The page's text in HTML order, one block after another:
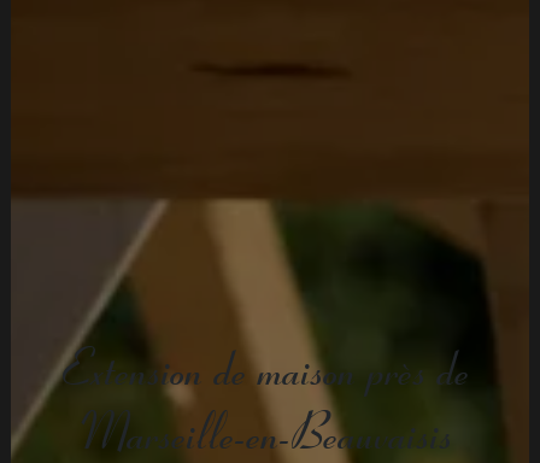
Extension de maison près de
Marseille-en-Beauvaisis